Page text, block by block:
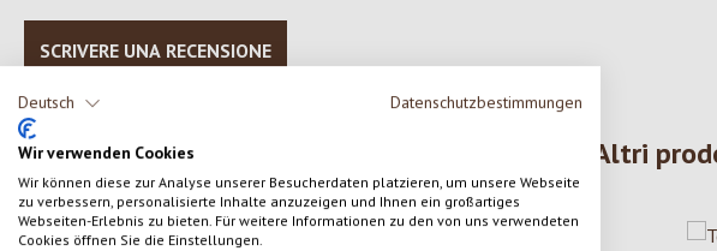
Deutsch Datenschutzbestimmungen
Wir verwenden Cookies
Wir können diese zur Analyse unserer Besucherdaten platzieren, um unsere Webseite
zu verbessern, personalisierte Inhalte anzuzeigen und Ihnen ein großartiges
Webseiten-Erlebnis zu bieten. Für weitere Informationen zu den von uns verwendeten
Cookies öffnen Sie die Einstellungen.
SCRIVERE UNA RECENSIONE
Altri
Salta la galleria dei prodotti